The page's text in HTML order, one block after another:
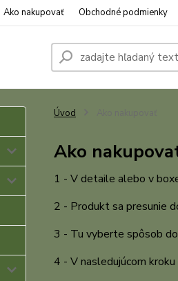
Ako nakupovať Obchodné podmienky
Úvod
Ako
1 - V detaile alebo v
2 - Produkt sa presunie
3 - Tu vyberte spôsob
4 - V nasledujúcom